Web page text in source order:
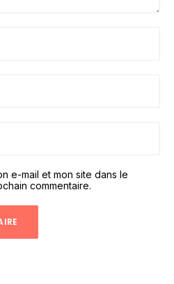
e-mail et mon site dans le
commentaire.